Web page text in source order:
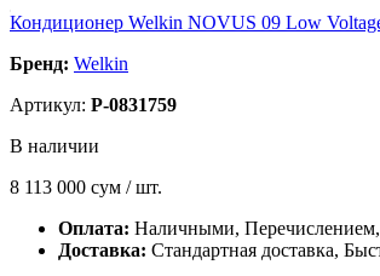
Кондиционер Welkin NOVUS 09 Low
Бренд: Welkin
Артикул: P-0831759
В наличии
8 113 000 сум / шт.
Оплата: Наличными,
Доставка: Стандартная доставка,